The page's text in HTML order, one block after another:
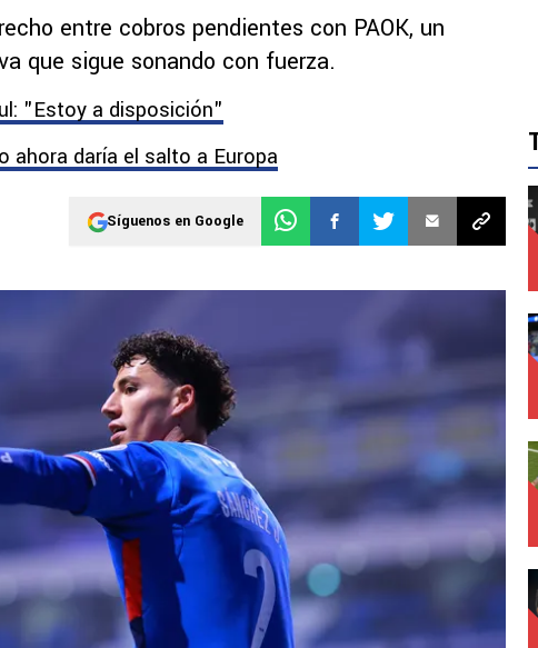
entre cobros pendientes con PAOK, un
que sigue sonando con fuerza.
"Estoy a disposición"
ahora daría el salto a Europa
Síguenos en Google